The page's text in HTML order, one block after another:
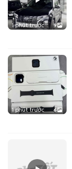
1 phút trước 9
1 phút trước 6